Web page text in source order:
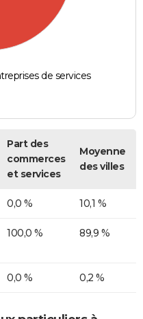
de services
Part des
commerces
et services
Moyenne
des villes
0,0 % 10,1 %
100,0 % 89,9 %
0,0 % 0,2 %